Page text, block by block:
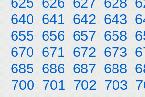
640 641 642 643
655 656 657 658
670 671 672 673
685 686 687 688
700 701 702 703